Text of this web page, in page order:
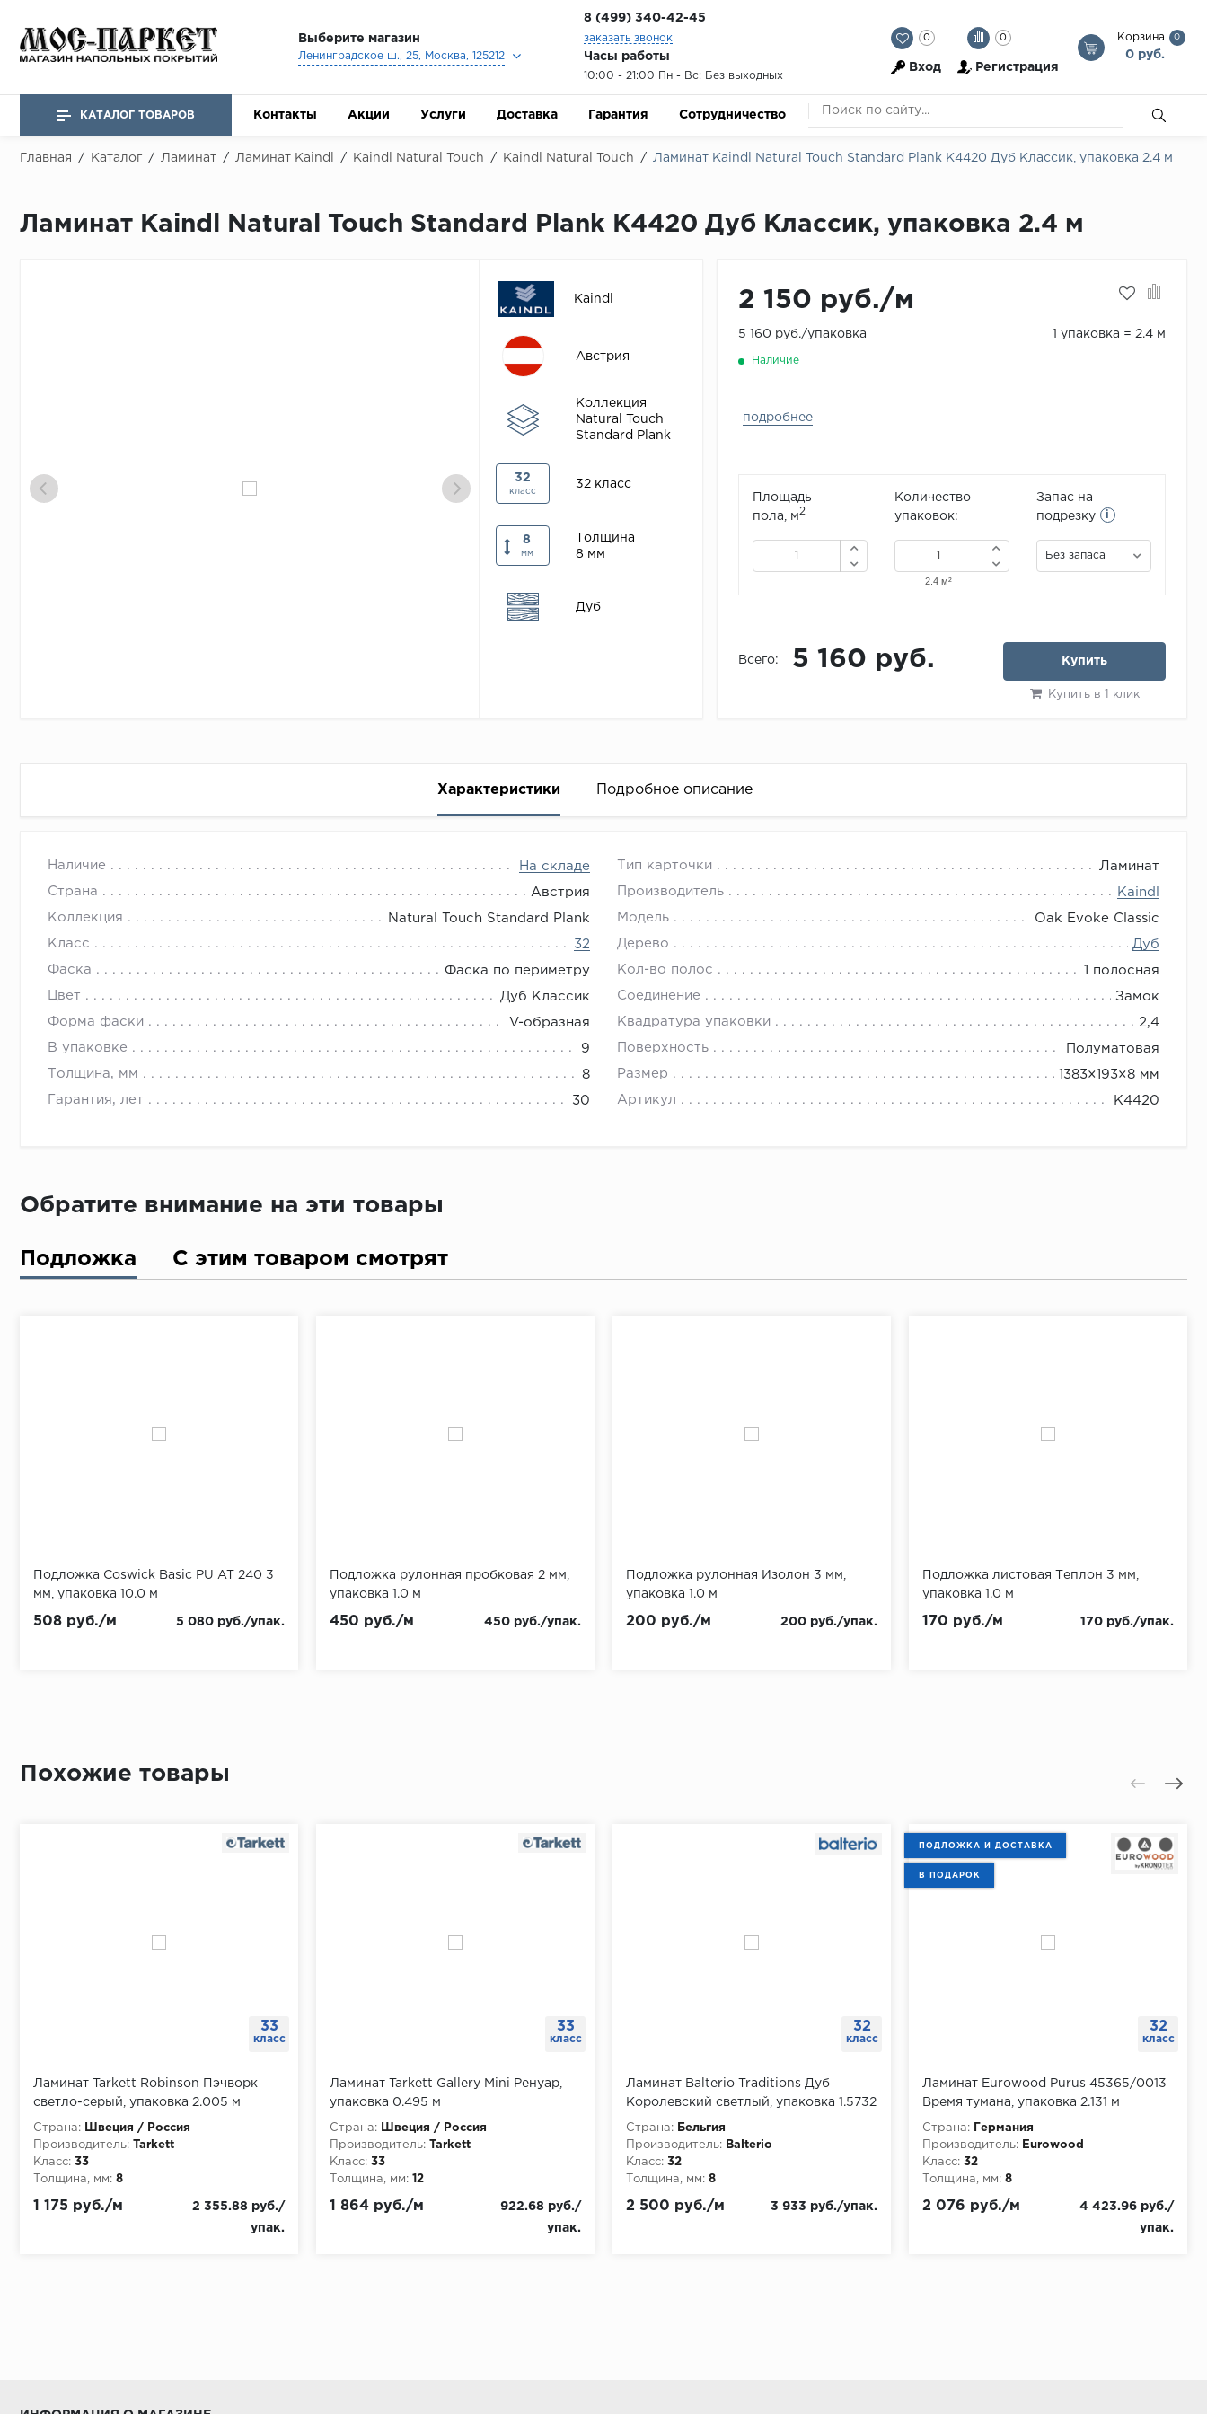
Выберите магазин
Ленинградское ш., 25, Москва, 125212
8 (499) 340-42-45
заказать звонок
Часы работы
10:00 - 21:00 Пн - Вс: Без выходных
0 0
Вход Регистрация
Корзина 0
0 руб.
КАТАЛОГ ТОВАРОВ Контакты Акции Услуги Доставка Гарантия Сотрудничество
Главная / Каталог / Ламинат / Ламинат Kaindl / Kaindl Natural Touch / Kaindl Natural Touch / Ламинат Kaindl Natural Touch Standard Plank K4420 Дуб Классик, упаковка 2.4 м
Ламинат Kaindl Natural Touch Standard Plank K4420 Дуб Классик, упаковка 2.4 м
Kaindl
Австрия
Коллекция
Natural Touch
Standard Plank
32
класс
32 класс
8
мм
Толщина
8 мм
Дуб
2 150 руб./м
5 160 руб./упаковка 1 упаковка = 2.4 м
Наличие
подробнее
Площадь
пола, м2
Количество
упаковок:
Запас на
подрезку
i
Без запаса
Всего: 5 160 руб. Купить
Купить в 1 клик
Характеристики Подробное описание
Наличие На складе Тип карточки Ламинат
Страна Австрия Производитель Kaindl
Коллекция Natural Touch Standard Plank Модель Oak Evoke Classic
Класс 32 Дерево Дуб
Фаска Фаска по периметру Кол-во полос 1 полосная
Цвет Дуб Классик Соединение Замок
Форма фаски V-образная Квадратура упаковки 2,4
В упаковке 9 Поверхность Полуматовая
Толщина, мм 8 Размер 1383×193×8 мм
Гарантия, лет 30 Артикул K4420
Обратите внимание на эти товары
Подложка С этим товаром смотрят
Подложка Coswick Basic PU AT 240 3
мм, упаковка 10.0 м
508 руб./м 5 080 руб./упак.
Подложка рулонная пробковая 2 мм,
упаковка 1.0 м
450 руб./м 450 руб./упак.
Подложка рулонная Изолон 3 мм,
упаковка 1.0 м
200 руб./м 200 руб./упак.
Подложка листовая Теплон 3 мм,
упаковка 1.0 м
170 руб./м 170 руб./упак.
Похожие товары
33
класс
Ламинат Tarkett Robinson Пэчворк
светло-серый, упаковка 2.005 м
Страна:
Швеция / Россия
Производитель:
Tarkett
Класс: 33
Толщина, мм: 8
1 175 руб./м
2 355.88 руб./
упак.
33
класс
Ламинат Tarkett Gallery Mini Ренуар,
упаковка 0.495 м
Страна:
Швеция / Россия
Производитель:
Tarkett
Класс: 33
Толщина, мм: 12
1 864 руб./м
922.68 руб./
упак.
32
класс
Ламинат Balterio Traditions Дуб
Королевский светлый, упаковка 1.5732
м
Страна:
Бельгия
Производитель:
Balterio
Класс: 32
Толщина, мм: 8
2 500 руб./м 3 933 руб./упак.
32
класс
ПОДЛОЖКА И ДОСТАВКА
В ПОДАРОК
Ламинат Eurowood Purus 45365/0013
Время тумана, упаковка 2.131 м
Страна:
Германия
Производитель:
Eurowood
Класс: 32
Толщина, мм: 8
2 076 руб./м
4 423.96 руб./
упак.